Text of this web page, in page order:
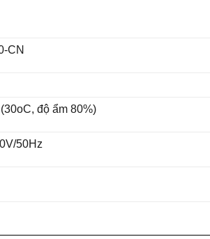
CN
độ ẩm 80%)
50Hz